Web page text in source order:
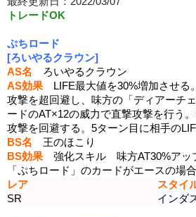
トレードOK
ぷちロード
[ろいやるクラウン]
AS名 ろいやるクラウン
AS効果 LIFE最大値を30%増加させる
攻撃を超回避し、味方の「ディアーチ
ードのAT×12の威力で直撃攻撃を行う
攻撃を回避する。5ターン目に相手の
BS名 王のほこり
BS効果 強化スキル 味方AT30%アッ
「ぷちロード」のカードがエースの場
レア
スタイ
SR
インダ